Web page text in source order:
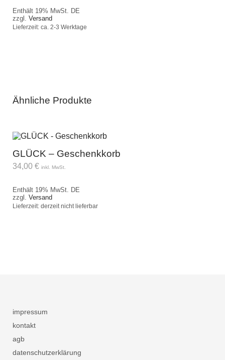
Enthält 19% MwSt. DE
zzgl. Versand
Lieferzeit: ca. 2-3 Werktage
Ähnliche Produkte
GLÜCK – Geschenkkorb
34,00 € inkl. MwSt.
Enthält 19% MwSt. DE
zzgl. Versand
Lieferzeit: derzeit nicht lieferbar
impressum
kontakt
agb
datenschutzerklärung